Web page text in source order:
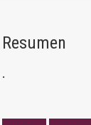
Resumen
.